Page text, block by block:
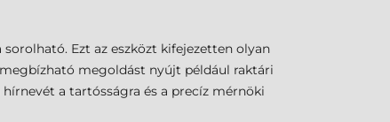
sorolható. Ezt az eszközt kifejezetten olyan
megbízható megoldást nyújt például raktári
a tartósságra és a precíz mérnöki